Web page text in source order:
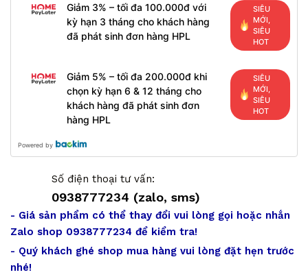
Giảm 3% – tối đa 100.000đ với
kỳ hạn 3 tháng cho khách hàng
đã phát sinh đơn hàng HPL
SIÊU
MỚI,
SIÊU
HOT
Giảm 5% – tối đa 200.000đ khi
chọn kỳ hạn 6 & 12 tháng cho
khách hàng đã phát sinh đơn
hàng HPL
SIÊU
MỚI,
SIÊU
HOT
Powered by
Số điện thoại tư vấn:
0938777234 (zalo, sms)
- Giá sản phẩm có thể thay đổi vui lòng gọi hoặc nhắn
Zalo shop 0938777234 để kiểm tra!
- Quý khách ghé shop mua hàng vui lòng đặt hẹn trước
nhé!